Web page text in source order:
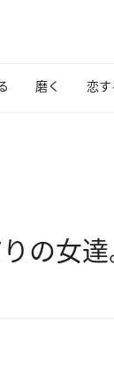
磨く 恋す
りの女